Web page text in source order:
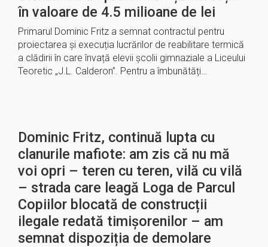
în valoare de 4.5 milioane de lei
Primarul Dominic Fritz a semnat contractul pentru
proiectarea și execuția lucrărilor de reabilitare termică
a clădirii în care învață elevii școlii gimnaziale a Liceului
Teoretic „J.L. Calderon”. Pentru a îmbunătăți…
Dominic Fritz, continuă lupta cu
clanurile mafiote: am zis că nu mă
voi opri – teren cu teren, vilă cu vilă
– strada care leagă Loga de Parcul
Copiilor blocată de construcții
ilegale redată timișorenilor – am
semnat dispoziția de demolare